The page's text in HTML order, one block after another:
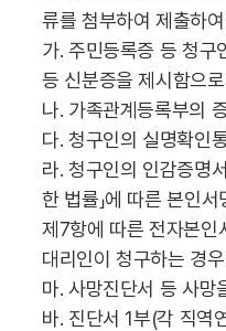
류를 첨부하여 제출하
가. 주민등록증 등 청구
등 신분증을 제시함으
나. 가족관계등록부의
다. 청구인의 실명확인
라. 청구인의 인감증명
한 법률」에 따른 본인
제7항에 따른 전자본인
대리인이 청구하는 경
마. 사망진단서 등 사망
바. 진단서 1부(각 직역